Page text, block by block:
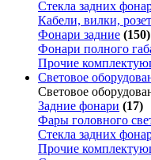
Стекла задних
Кабели, вилки,
Фонари задние (150)
Фонари полного
Прочие
Световое
Световое
Задние фонари (17)
Фары головного
Стекла задних
Прочие